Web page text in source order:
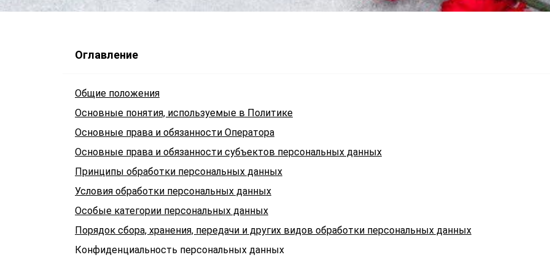
Оглавление
Общие положения
Основные понятия, используемые в Политике
Основные права и обязанности Оператора
Основные права и обязанности субъектов персональных данных
Принципы обработки персональных данных
Условия обработки персональных данных
Особые категории персональных данных
Порядок сбора, хранения, передачи и других видов обработки персональных данных
Конфиденциальность персональных данных